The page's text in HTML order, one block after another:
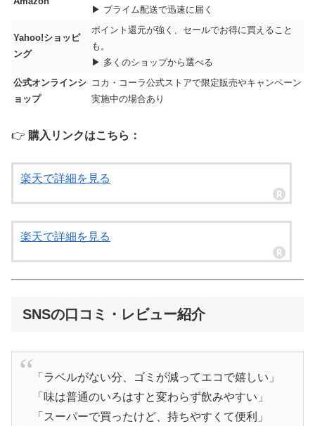
▶ プライム配送で迅速に届く
Yahoo!ショッピ
ング
ポイント還元が強く、セールでお得に買えること
も。
▶ 多くのショップから選べる
公式オンラインシ
ョップ
コカ・コーラ公式ストアで限定販売やキャンペーン
実施中の場合あり
👉 購入リンクはこちら：
楽天で詳細を見る
楽天で詳細を見る
SNSの口コミ・レビュー紹介
「ラベルがない分、ゴミが減ってエコで嬉しい」
「味は普通のいろはすと変わらず飲みやすい」
「スーパーで買ったけど、持ちやすくて便利」